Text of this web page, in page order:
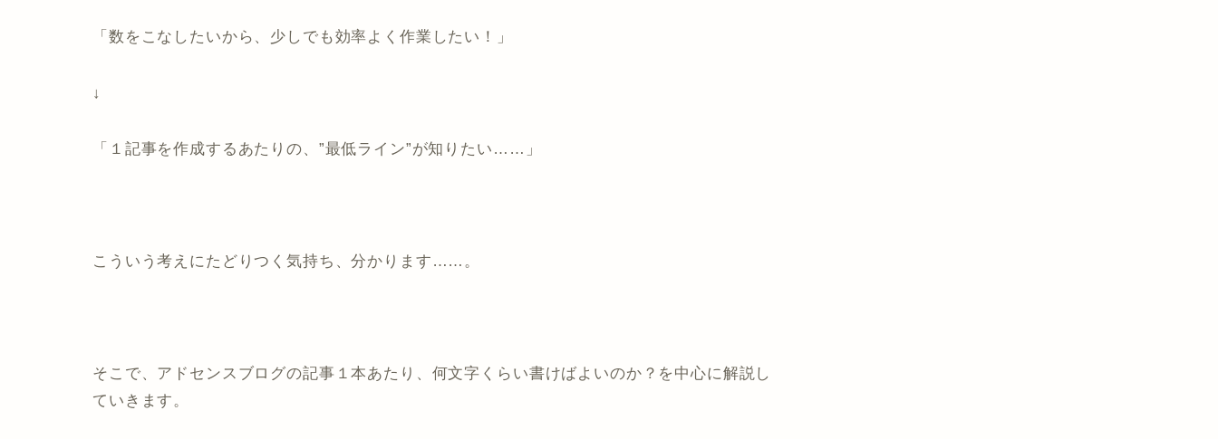
「数をこなしたいから、少しでも効率よく作業したい！」
↓
「１記事を作成するあたりの、”最低ライン”が知りたい……」
こういう考えにたどりつく気持ち、分かります……。
そこで、アドセンスブログの記事１本あたり、何文字くらい書けばよいのか？を中心に解説し
ていきます。